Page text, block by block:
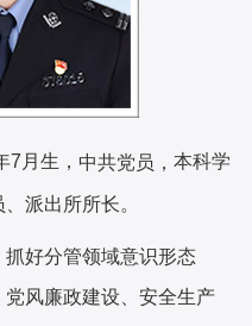
月生， 中共党员，本科学
派出所所长。
好分管领域意识形态
党风廉政建设、安全生产